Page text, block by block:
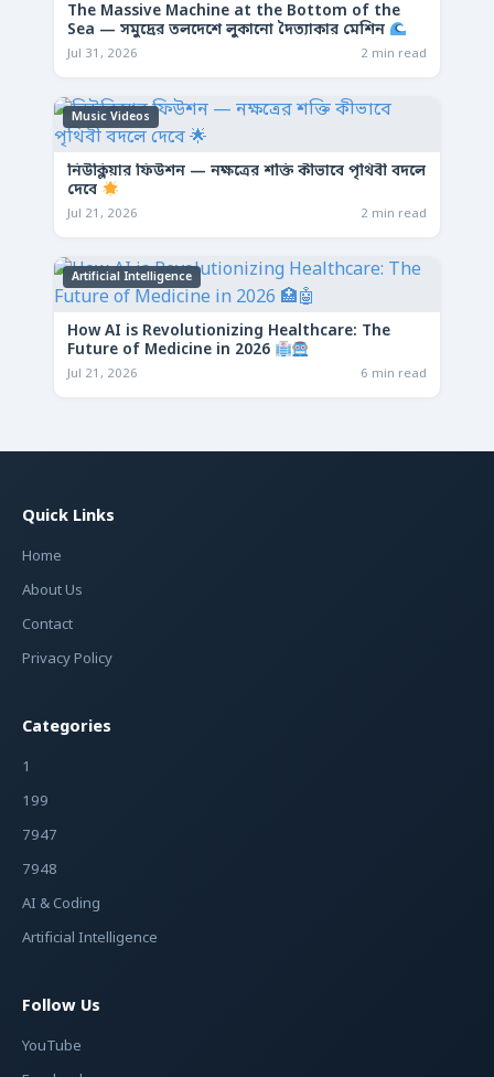
The Massive Machine at the Bottom of the
Sea — সমুদ্রের তলদেশে লুকানো দৈত্যাকার মেশিন
Jul 31, 2026 2 min read
Music Videos
নিউক্লিয়ার ফিউশন — নক্ষত্রের শক্তি কীভাবে পৃথিবী বদলে
দেবে
Jul 21, 2026 2 min read
Artificial Intelligence
How AI is Revolutionizing Healthcare: The
Future of Medicine in 2026
Jul 21, 2026 6 min read
Quick Links
Home
About Us
Contact
Privacy Policy
Categories
1
199
7947
7948
AI & Coding
Artificial Intelligence
Follow Us
YouTube